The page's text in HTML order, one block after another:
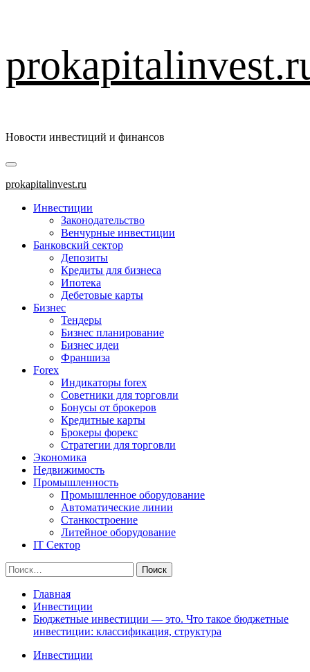
к
содержимому
Новости инвестиций и финансов
Основное
меню
prokapitalinvest.ru
Инвестиции
Законодательство
Венчурные инвестиции
Банковский сектор
Депозиты
Кредиты для бизнеса
Ипотека
Дебетовые карты
Бизнес
Тендеры
Бизнес планирование
Бизнес идеи
Франшиза
Forex
Индикаторы forex
Советники для торговли
Бонусы от брокеров
Кредитные карты
Брокеры форекс
Стратегии для торговли
Экономика
Недвижимость
Промышленность
Промышленное оборудование
Автоматические линии
Станкостроение
Литейное оборудование
IT Сектор
Найти:
Главная
Инвестиции
Бюджетные инвестиции — это. Что такое бюджетные
инвестиции: классификация, структура
Инвестиции